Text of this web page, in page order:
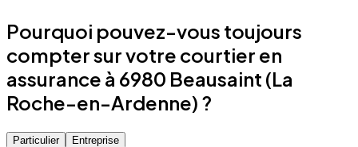
Pourquoi pouvez-vous toujours
compter sur votre courtier en
assurance à 6980 Beausaint (La
Roche-en-Ardenne) ?
Particulier Entreprise